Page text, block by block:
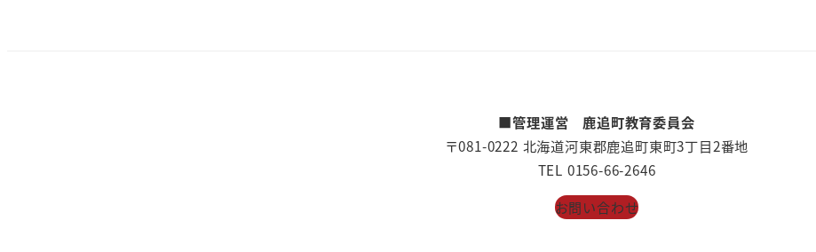
■管理運営 鹿追町教育委員会
〒081-0222 北海道河東郡鹿追町東町3丁目2番地
TEL 0156-66-2646
お問い合わせ